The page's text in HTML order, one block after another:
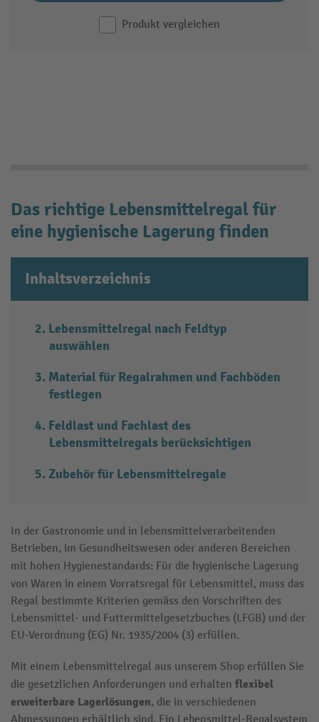
Produkt vergleichen
Das richtige Lebensmittelregal für
eine hygienische Lagerung finden
Inhaltsverzeichnis
Lebensmittelregal nach Feldtyp
auswählen
Material für Regalrahmen und Fachböden
festlegen
Feldlast und Fachlast des
Lebensmittelregals berücksichtigen
Zubehör für Lebensmittelregale
In der Gastronomie und in lebensmittelverarbeitenden
Betrieben, im Gesundheitswesen oder anderen Bereichen
mit hohen Hygienestandards: Für die hygienische Lagerung
von Waren in einem Vorratsregal für Lebensmittel, muss das
Regal bestimmte Kriterien gemäss den Vorschriften des
Lebensmittel- und Futtermittelgesetzbuches (LFGB) und der
EU-Verordnung (EG) Nr. 1935/2004 (3) erfüllen.
Mit einem Lebensmittelregal aus unserem Shop erfüllen Sie
die gesetzlichen Anforderungen und erhalten flexibel
erweiterbare Lagerlösungen, die in verschiedenen